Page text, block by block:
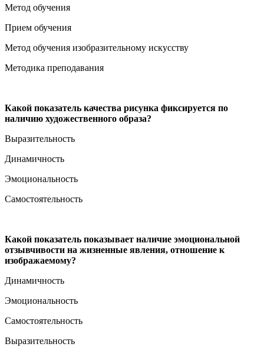
Метод обучения
Прием обучения
Метод обучения изобразительному искусству
Методика преподавания
Какой показатель качества рисунка фиксируется по
наличию художественного образа?
Выразительность
Динамичность
Эмоциональность
Самостоятельность
Какой показатель показывает наличие эмоциональной
отзывчивости на жизненные явления, отношение к
изображаемому?
Динамичность
Эмоциональность
Самостоятельность
Выразительность